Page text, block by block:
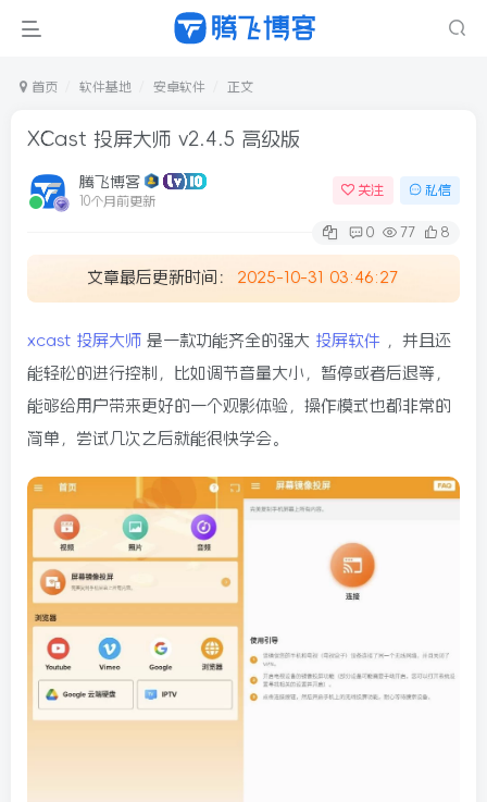
SVG波浪 豆包去水印 腾飞快递柜 腾飞图床
首页 软件基地 安卓软件 正文
XCast 投屏大师 v2.4.5 高级版
腾飞博客
10个月前更新
关注 私信
0 77 8
文章最后更新时间： 2025-10-31 03:46:27
xcast 投屏大师 是一款功能齐全的强大 投屏软件 ，并且还
能轻松的进行控制，比如调节音量大小，暂停或者后退等，
能够给用户带来更好的一个观影体验，操作模式也都非常的
简单，尝试几次之后就能很快学会。